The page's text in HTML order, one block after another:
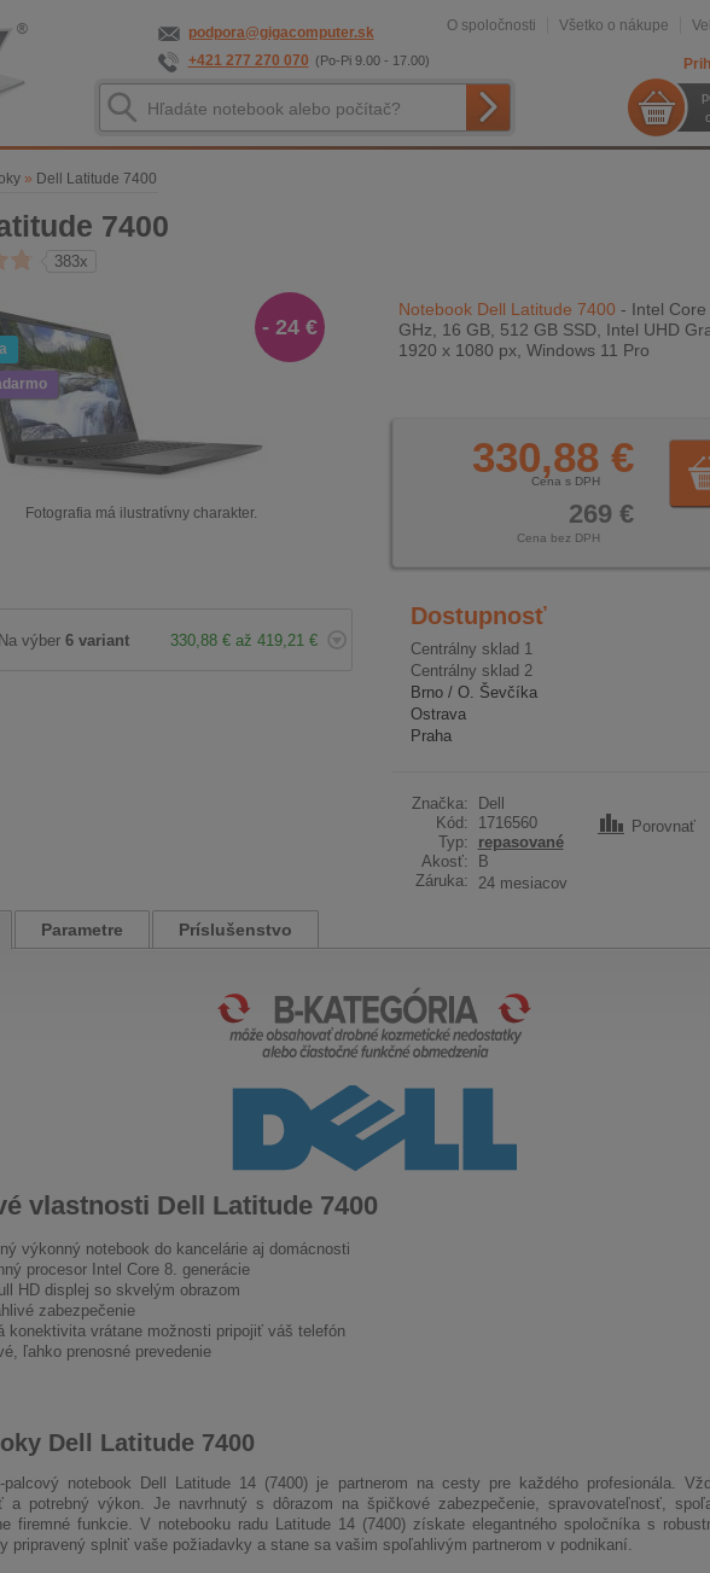
podpora@gigacomputer.sk
+421 277 270 070 (Po-Pi 9.00 - 17.00)
O spoločnosti Všetko o nákupe
» Dell Latitude 7400
7400
383x
Notebook Dell Latitude 7400 - Intel
GHz, 16 GB, 512 GB SSD, Intel UHD
1920 x 1080 px, Windows 11 Pro
330,88 €
Cena s DPH
269 €
Cena bez DPH
Dostupnosť
Centrálny sklad 1
Centrálny sklad 2
Brno / O. Ševčíka
Ostrava
Praha
Značka:
Dell
Kód:
1716560
Typ:
repasované
Akosť:
B
Záruka:
24 mesiacov
Porovnať
- 24 €
Fotografia má ilustratívny charakter.
Na výber 6 variant 330,88 € až 419,21 €
Parametre Príslušenstvo
vlastnosti Dell Latitude 7400
výkonný notebook do kancelárie aj domácnosti
procesor Intel Core 8. generácie
HD displej so skvelým obrazom
zabezpečenie
konektivita vrátane možnosti pripojiť váš telefón
ľahko prenosné prevedenie
Dell Latitude 7400
palcový notebook Dell Latitude 14 (7400) je partnerom na cesty pre každého profesionála.
a potrebný výkon. Je navrhnutý s dôrazom na špičkové zabezpečenie, spravovateľnosť,
firemné funkcie. V notebooku radu Latitude 14 (7400) získate elegantného spoločníka s
pripravený splniť vaše požiadavky a stane sa vašim spoľahlivým partnerom v podnikaní.